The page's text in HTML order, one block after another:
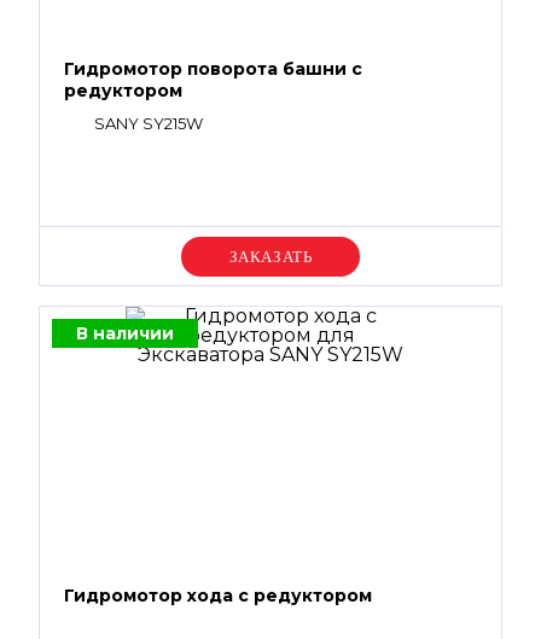
Гидромотор поворота башни с
редуктором
SANY SY215W
Уточняйте цену
В наличии
Гидромотор хода с редуктором